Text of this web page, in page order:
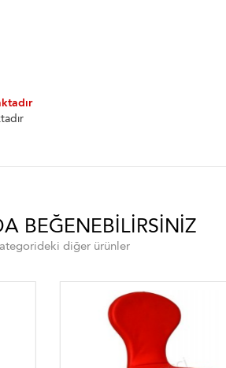
BEĞENEBILIRSINIZ
diğer ürünler